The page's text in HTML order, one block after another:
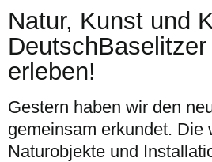
Natur, Kunst und
erleben!
Gestern haben wir den
gemeinsam erkundet. Die
Naturobjekte und